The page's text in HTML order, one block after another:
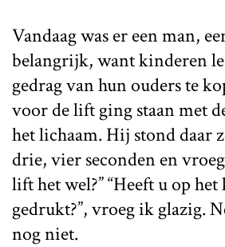
Vandaag was er een man,
belangrijk, want kinderen
gedrag van hun ouders te
voor de lift ging staan met
het lichaam. Hij stond daar
drie, vier seconden en
lift het wel?” “Heeft u op
gedrukt?”, vroeg ik glazig.
nog niet.